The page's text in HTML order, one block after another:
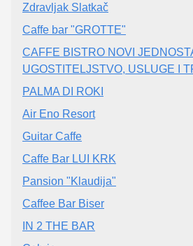
Zdravljak Slatkač
Caffe bar "GROTTE"
CAFFE BISTRO NOVI
UGOSTITELJSTVO, USLUGE I
PALMA DI ROKI
Air Eno Resort
Guitar Caffe
Caffe Bar LUI KRK
Pansion "Klaudija"
Caffee Bar Biser
IN 2 THE BAR